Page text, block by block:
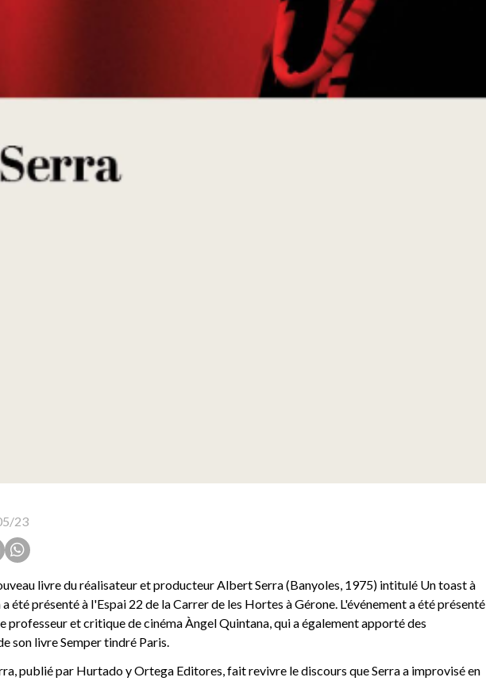
23
livre du réalisateur et producteur Albert Serra (Banyoles, 1975) intitulé Un toast à
été présenté à l'Espai 22 de la Carrer de les Hortes à Gérone. L'événement a été présenté
professeur et critique de cinéma Àngel Quintana, qui a également apporté des
son livre Semper tindré Paris.
publié par Hurtado y Ortega Editores, fait revivre le discours que Serra a improvisé en